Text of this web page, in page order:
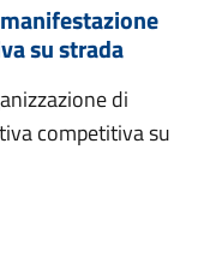
su strada
di
competitiva su